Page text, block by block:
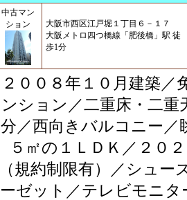
中古マン
ション
大阪市西区江戸堀１丁目６－１７
大阪メトロ四つ橋線「肥後橋」駅 徒
歩1分
２００８年１０月建築
ンション／二重床・二
分／西向きバルコニー／
５㎡の１ＬＤＫ／２０
（規約制限有）／シュ
ーゼット／テレビモニタ